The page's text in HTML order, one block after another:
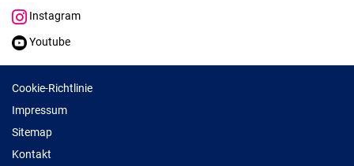
Instagram
Youtube
Cookie-Richtlinie
Impressum
Sitemap
Kontakt